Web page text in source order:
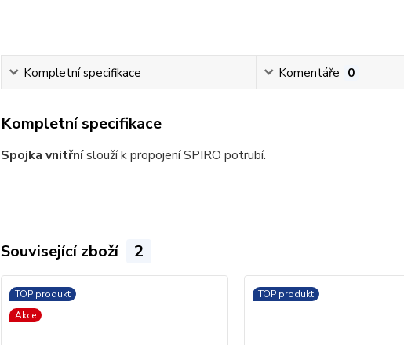
Kompletní specifikace Komentáře 0
Kompletní specifikace
Spojka vnitřníslouží k propojení SPIRO potrubí.
Související zboží 2
TOP produkt
Akce
TOP produkt